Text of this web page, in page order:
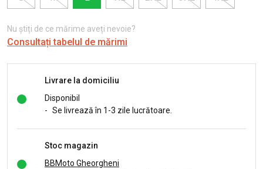
Nu știți de ce mărime aveți nevoie?
Consultați tabelul de mărimi
Livrare la domiciliu
Disponibil
- Se livrează în 1-3 zile lucrătoare.
Stoc magazin
BBMoto Gheorgheni